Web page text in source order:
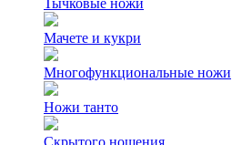
Тычковые ножи
Мачете и кукри
Многофункциональные ножи
Ножи танто
Скрытого ношения